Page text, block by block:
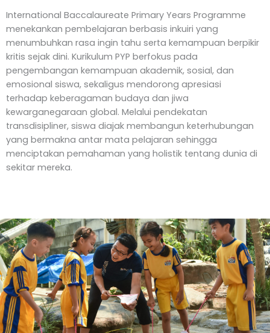
International Baccalaureate Primary Years Programme
menekankan pembelajaran berbasis inkuiri yang
menumbuhkan rasa ingin tahu serta kemampuan berpikir
kritis sejak dini. Kurikulum PYP berfokus pada
pengembangan kemampuan akademik, sosial, dan
emosional siswa, sekaligus mendorong apresiasi
terhadap keberagaman budaya dan jiwa
kewarganegaraan global. Melalui pendekatan
transdisipliner, siswa diajak membangun keterhubungan
yang bermakna antar mata pelajaran sehingga
menciptakan pemahaman yang holistik tentang dunia di
sekitar mereka.